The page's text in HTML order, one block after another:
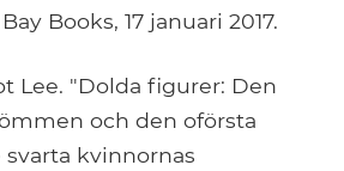
Books, 17 januari 2017.
Lee. "Dolda figurer: Den
och den oförsta
kvinnornas